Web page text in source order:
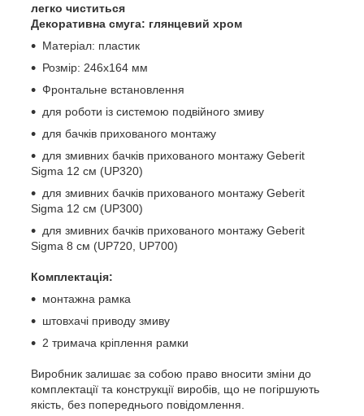
легко чиститься
Декоративна смуга: глянцевий хром
Матеріал: пластик
Розмір: 246x164 мм
Фронтальне встановлення
для роботи із системою подвійного змиву
для бачків прихованого монтажу
для змивних бачків прихованого монтажу Geberit
Sigma 12 см (UP320)
для змивних бачків прихованого монтажу Geberit
Sigma 12 см (UP300)
для змивних бачків прихованого монтажу Geberit
Sigma 8 см (UP720, UP700)
Комплектація:
монтажна рамка
штовхачі приводу змиву
2 тримача кріплення рамки
Виробник залишає за собою право вносити зміни до
комплектації та конструкції виробів, що не погіршують
якість, без попереднього повідомлення.